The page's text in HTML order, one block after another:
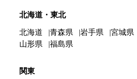
北海道・東北
北海道 青森県 岩手県 宮城県
山形県
福島県
関東